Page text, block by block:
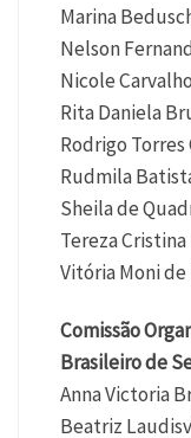
Marina
Nelson
Nicole
Rita Daniela
Rodrigo
Rudmila
Sheila de
Tereza
Vitória Moni
Comissão
Brasileiro de
Anna Victoria
Beatriz